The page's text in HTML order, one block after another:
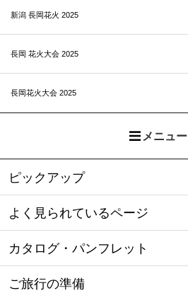
新潟 長岡花火 2025
長岡 花火大会 2025
長岡花火大会 2025
メニュー
ピックアップ
よく見られているページ
カタログ・パンフレット
ご旅行の準備